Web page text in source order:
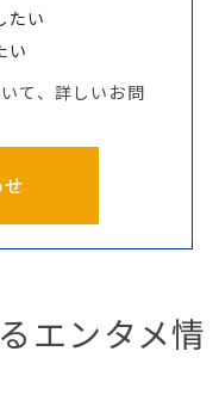
たい
い
て、詳しいお問
エンタメ情